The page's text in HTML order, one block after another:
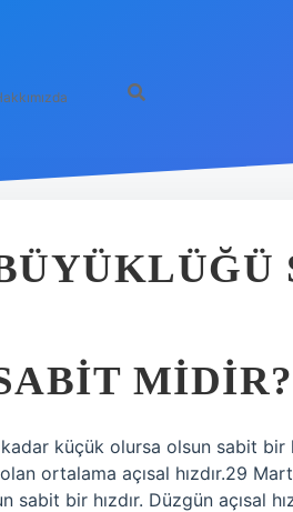
MIDIR?
kadar küçük olursa olsun sabit bir
ortalama açısal hızdır.29
sabit bir hızdır. Düzgün açısal